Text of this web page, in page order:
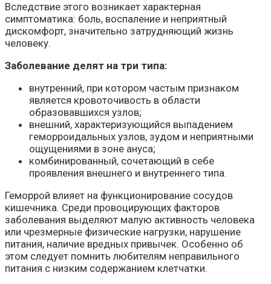
Вследствие этого возникает характерная
симптоматика: боль, воспаление и неприятный
дискомфорт, значительно затрудняющий жизнь
человеку.
Заболевание делят на три типа:
внутренний, при котором частым признаком
является кровоточивость в области
образовавшихся узлов;
внешний, характеризующийся выпадением
геморроидальных узлов, зудом и неприятными
ощущениями в зоне ануса;
комбинированный, сочетающий в себе
проявления внешнего и внутреннего типа.
Геморрой влияет на функционирование сосудов
кишечника. Среди провоцирующих факторов
заболевания выделяют малую активность человека
или чрезмерные физические нагрузки, нарушение
питания, наличие вредных привычек. Особенно об
этом следует помнить любителям неправильного
питания с низким содержанием клетчатки.